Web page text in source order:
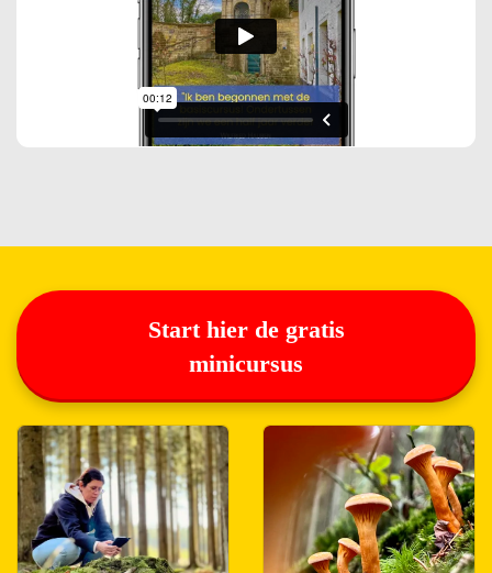
Start hier de gratis
minicursus